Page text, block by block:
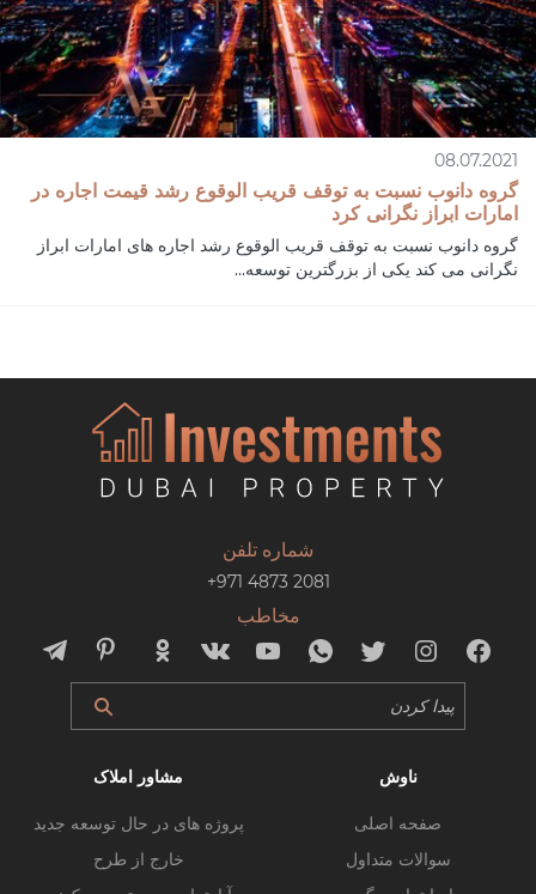
08.07.2021
گروه دانوب نسبت به توقف قریب الوقوع رشد قیمت اجاره در
امارات ابراز نگرانی کرد
گروه دانوب نسبت به توقف قریب الوقوع رشد اجاره های امارات ابراز
نگرانی می کند یکی از بزرگترین توسعه...
شماره تلفن
+971 4873 2081
مخاطب
ناوش
صفحه اصلی
سوالات متداول
مشاور املاک
پروژه های در حال توسعه جدید
خارج از طرح